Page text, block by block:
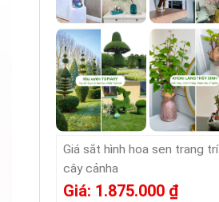
Giá sắt hình hoa sen trang trí
cây cảnha
Giá: 1.875.000 ₫